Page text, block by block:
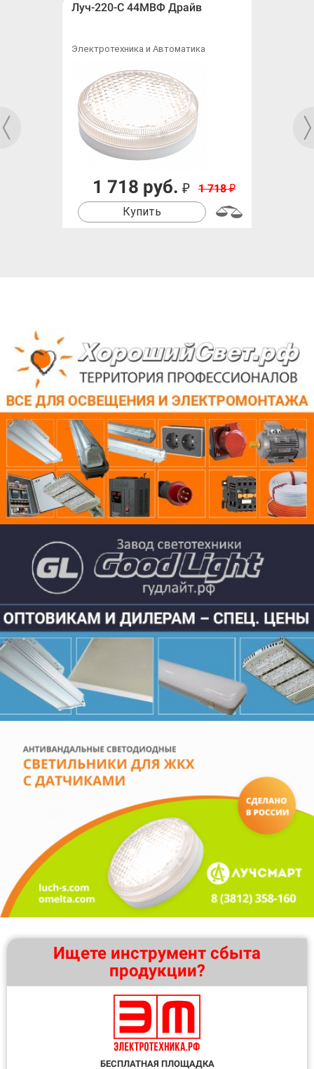
Луч-220-С 44МВФ Драйв
Электротехника и Автоматика
1 718 руб. ₽ 1 718₽
Купить
Ищете инструмент сбыта
продукции?
БЕСПЛАТНАЯ ПЛОЩАДКА